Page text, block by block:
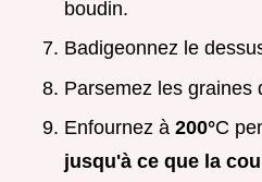
boudin.
Badigeonnez le
Parsemez les graines
Enfournez à 200°C
jusqu'à ce que la